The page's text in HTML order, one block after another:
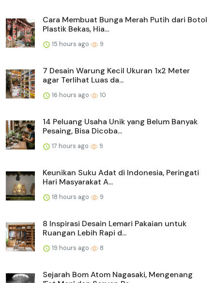
Cara Membuat Bunga Merah Putih dari Botol
Plastik Bekas, Hia...
15 hours ago 9
7 Desain Warung Kecil Ukuran 1x2 Meter
agar Terlihat Luas da...
16 hours ago 10
14 Peluang Usaha Unik yang Belum Banyak
Pesaing, Bisa Dicoba...
17 hours ago 9
Keunikan Suku Adat di Indonesia, Peringati
Hari Masyarakat A...
18 hours ago 9
8 Inspirasi Desain Lemari Pakaian untuk
Ruangan Lebih Rapi d...
19 hours ago 8
Sejarah Bom Atom Nagasaki, Mengenang